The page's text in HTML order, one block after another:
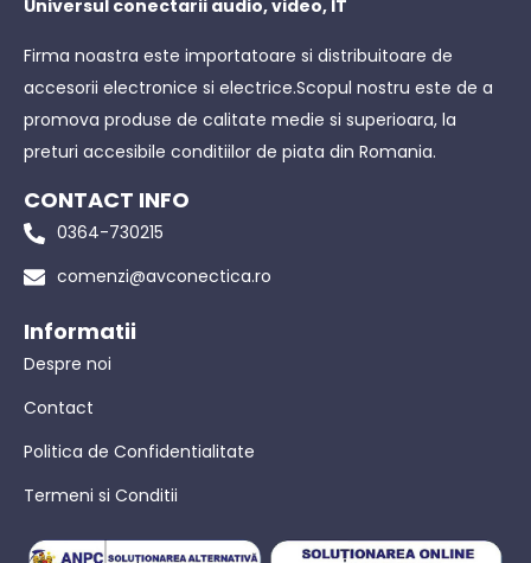
Universul conectarii audio, video, IT
Firma noastra este importatoare si distribuitoare de
accesorii electronice si electrice.Scopul nostru este de a
promova produse de calitate medie si superioara, la
preturi accesibile conditiilor de piata din Romania.
CONTACT INFO
0364-730215
comenzi@avconectica.ro
Informatii
Despre noi
Contact
Politica de Confidentialitate
Termeni si Conditii